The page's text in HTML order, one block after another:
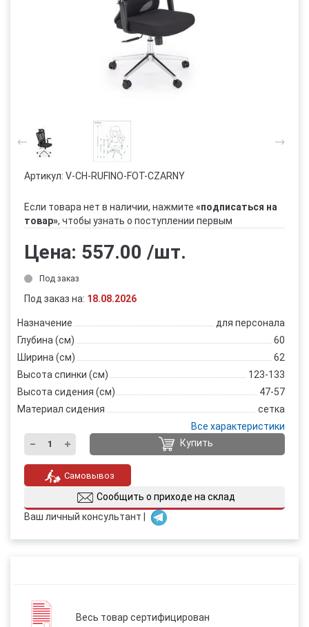
Артикул: V-CH-RUFINO-FOT-CZARNY
Если товара нет в наличии, нажмите «подписаться на
товар», чтобы узнать о поступлении первым
Цена: 557.00 /шт.
Под заказ
Под заказ на: 18.08.2026
Назначение
для персонала
Глубина (см)
60
Ширина (см)
62
Высота спинки (см)
123-133
Высота сидения (см)
47-57
Материал сидения
сетка
Все характеристики
Купить
Самовывоз
Сообщить о приходе на склад
Ваш личный консультант |
Весь товар сертифицирован